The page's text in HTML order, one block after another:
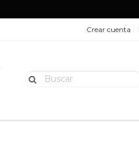
Crear cuenta